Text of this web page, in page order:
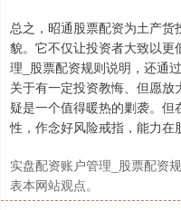
总之，昭通股票配资为土产
貌。它不仅让投资者大致以
理_股票配资规则说明，还通
关于有一定投资教悔、但愿
疑是一个值得暖热的剿袭。
性，作念好风险戒指，能力在
实盘配资账户管理_股票配资
表本网站观点。